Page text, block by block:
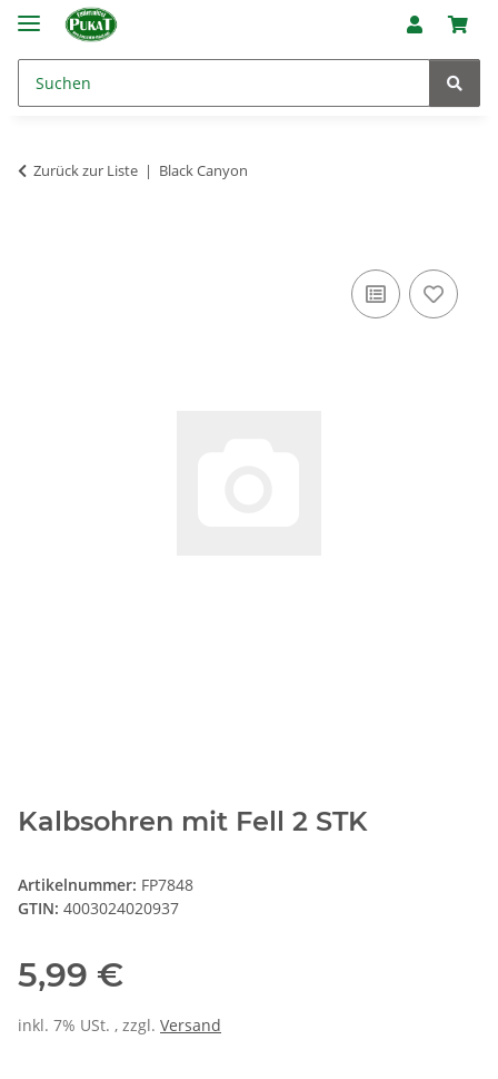
Zurück zur Liste Black Canyon
Kalbsohren mit Fell 2 STK
Artikelnummer: FP7848
GTIN: 4003024020937
5,99 €
inkl. 7% USt. , zzgl. Versand